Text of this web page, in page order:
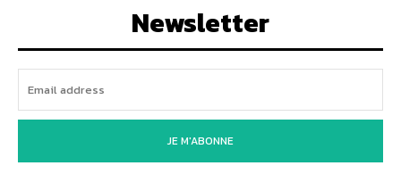
Newsletter
JE M'ABONNE